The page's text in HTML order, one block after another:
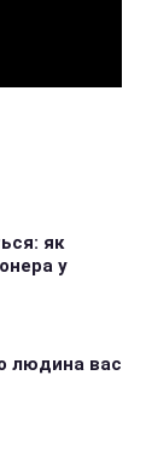
як
у
людина вас